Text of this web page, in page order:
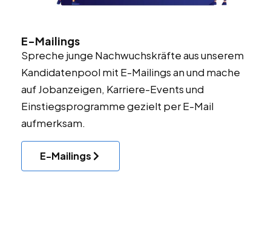
E-Mailings
Spreche junge Nachwuchskräfte aus unserem
Kandidatenpool mit E-Mailings an und mache
auf Jobanzeigen, Karriere-Events und
Einstiegsprogramme gezielt per E-Mail
aufmerksam.
E-Mailings